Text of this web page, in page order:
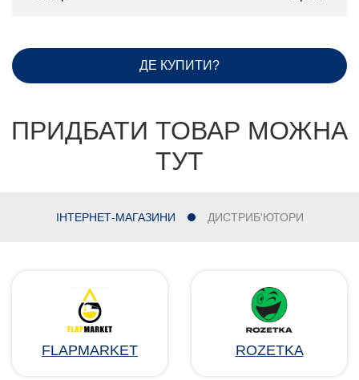
ДЕ КУПИТИ?
ПРИДБАТИ ТОВАР МОЖНА
ТУТ
ІНТЕРНЕТ-МАГАЗИНИ ДИСТРИБ'ЮТОРИ
FLAPMARKET ROZETKA